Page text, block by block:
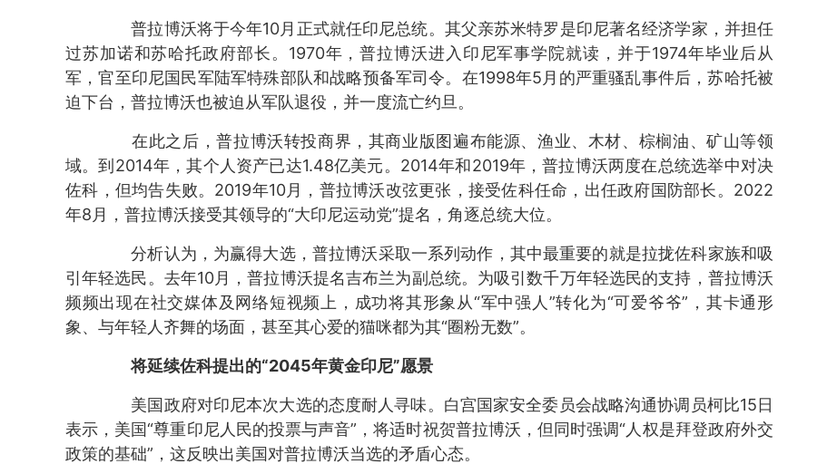
普拉博沃将于今年10月正式就任印尼总统。其父亲苏米特罗是印尼著名经济学家，并担任
过苏加诺和苏哈托政府部长。1970年，普拉博沃进入印尼军事学院就读，并于1974年毕业后从
军，官至印尼国民军陆军特殊部队和战略预备军司令。在1998年5月的严重骚乱事件后，苏哈托被
迫下台，普拉博沃也被迫从军队退役，并一度流亡约旦。
在此之后，普拉博沃转投商界，其商业版图遍布能源、渔业、木材、棕榈油、矿山等领
域。到2014年，其个人资产已达1.48亿美元。2014年和2019年，普拉博沃两度在总统选举中对决
佐科，但均告失败。2019年10月，普拉博沃改弦更张，接受佐科任命，出任政府国防部长。2022
年8月，普拉博沃接受其领导的“大印尼运动党”提名，角逐总统大位。
分析认为，为赢得大选，普拉博沃采取一系列动作，其中最重要的就是拉拢佐科家族和吸
引年轻选民。去年10月，普拉博沃提名吉布兰为副总统。为吸引数千万年轻选民的支持，普拉博沃
频频出现在社交媒体及网络短视频上，成功将其形象从“军中强人”转化为“可爱爷爷”，其卡通形
象、与年轻人齐舞的场面，甚至其心爱的猫咪都为其“圈粉无数”。
将延续佐科提出的“2045年黄金印尼”愿景
美国政府对印尼本次大选的态度耐人寻味。白宫国家安全委员会战略沟通协调员柯比15日
表示，美国“尊重印尼人民的投票与声音”，将适时祝贺普拉博沃，但同时强调“人权是拜登政府外交
政策的基础”，这反映出美国对普拉博沃当选的矛盾心态。